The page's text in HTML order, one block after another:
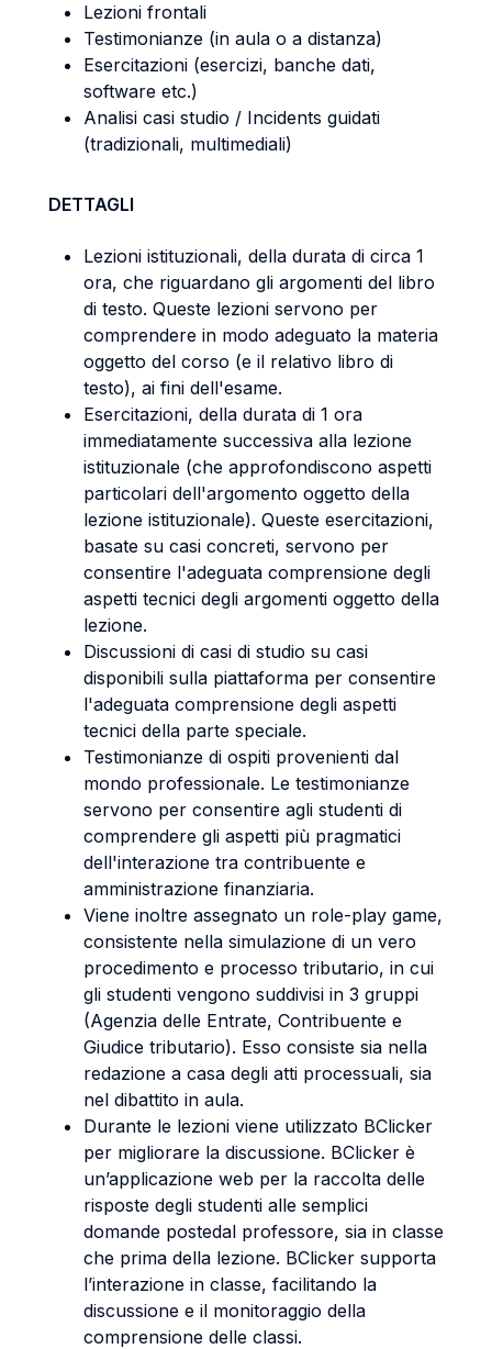
Lezioni frontali
Testimonianze (in aula o a distanza)
Esercitazioni (esercizi, banche dati,
software etc.)
Analisi casi studio / Incidents guidati
(tradizionali, multimediali)
DETTAGLI
Lezioni istituzionali, della durata di circa 1
ora, che riguardano gli argomenti del libro
di testo. Queste lezioni servono per
comprendere in modo adeguato la materia
oggetto del corso (e il relativo libro di
testo), ai fini dell'esame.
Esercitazioni, della durata di 1 ora
immediatamente successiva alla lezione
istituzionale (che approfondiscono aspetti
particolari dell'argomento oggetto della
lezione istituzionale). Queste esercitazioni,
basate su casi concreti, servono per
consentire l'adeguata comprensione degli
aspetti tecnici degli argomenti oggetto della
lezione.
Discussioni di casi di studio su casi
disponibili sulla piattaforma per consentire
l'adeguata comprensione degli aspetti
tecnici della parte speciale.
Testimonianze di ospiti provenienti dal
mondo professionale. Le testimonianze
servono per consentire agli studenti di
comprendere gli aspetti più pragmatici
dell'interazione tra contribuente e
amministrazione finanziaria.
Viene inoltre assegnato un role-play game,
consistente nella simulazione di un vero
procedimento e processo tributario, in cui
gli studenti vengono suddivisi in 3 gruppi
(Agenzia delle Entrate, Contribuente e
Giudice tributario). Esso consiste sia nella
redazione a casa degli atti processuali, sia
nel dibattito in aula.
Durante le lezioni viene utilizzato BClicker
per migliorare la discussione. BClicker è
un’applicazione web per la raccolta delle
risposte degli studenti alle semplici
domande postedal professore, sia in classe
che prima della lezione. BClicker supporta
l’interazione in classe, facilitando la
discussione e il monitoraggio della
comprensione delle classi.